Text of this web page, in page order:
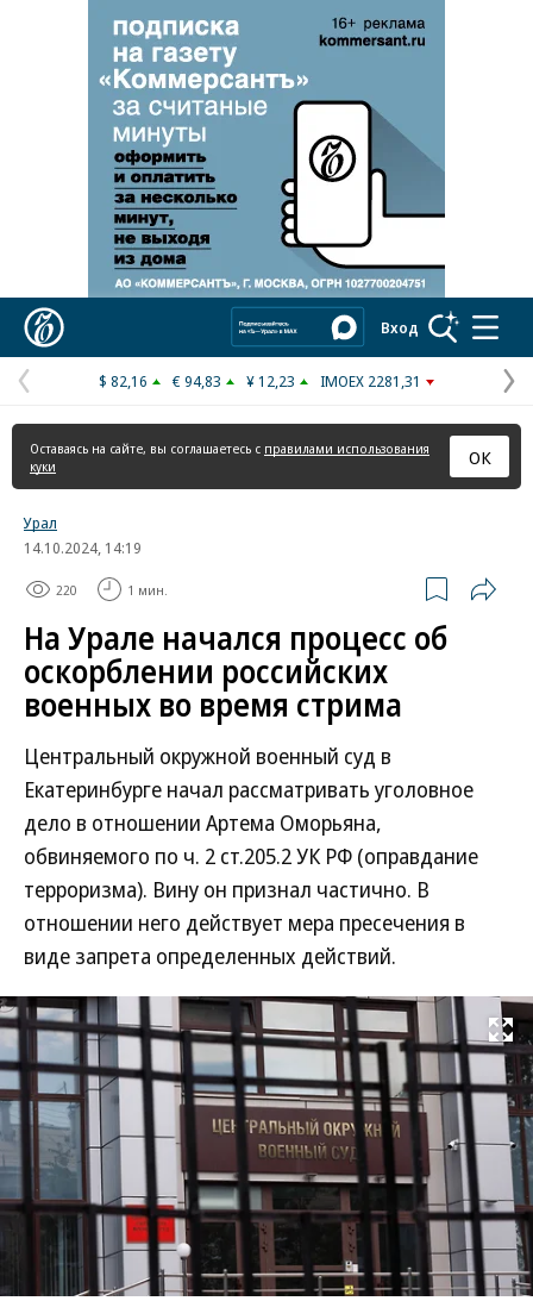
Реклама в «Ъ» www.kommersant.ru/ad
Вход
Предыдущая
страница
$ 82,16 € 94,83 ¥ 12,23 IMOEX 2281,31
Оставаясь на сайте, вы соглашаетесь с правилами использования
куки
ОК
Урал
14.10.2024, 14:19
220 1 мин.
На Урале начался процесс об
оскорблении российских
военных во время стрима
Центральный окружной военный суд в
Екатеринбурге начал рассматривать уголовное
дело в отношении Артема Оморьяна,
обвиняемого по ч. 2 ст.205.2 УК РФ (оправдание
терроризма). Вину он признал частично. В
отношении него действует мера пресечения в
виде запрета определенных действий.
Развернуть